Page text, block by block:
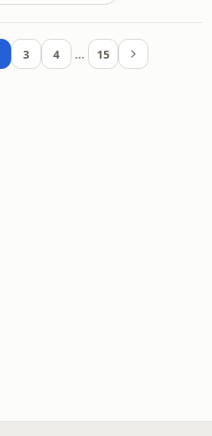
3 4 … 15